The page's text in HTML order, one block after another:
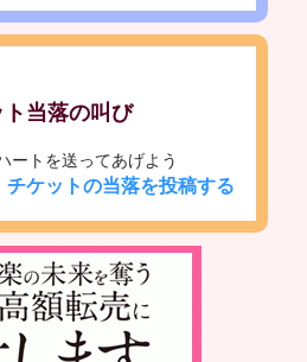
当落の叫び
ートを送ってあげよう
チケットの当落を投稿する